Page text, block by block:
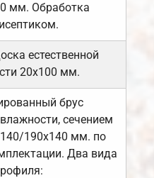
мм. Обработка
естественной
20х100 мм.
брус
сечением
190х140 мм. по
Два вида